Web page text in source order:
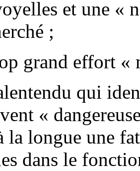
et une «
;
grand effort «
qui
«
la longue une
dans le